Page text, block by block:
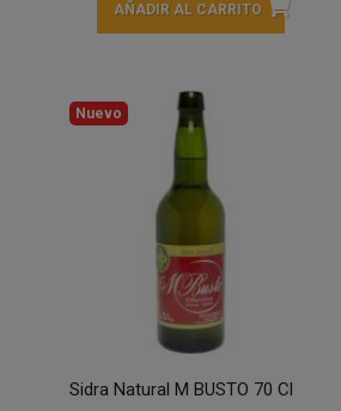
AÑADIR AL CARRITO
Nuevo
Sidra Natural M BUSTO 70 Cl